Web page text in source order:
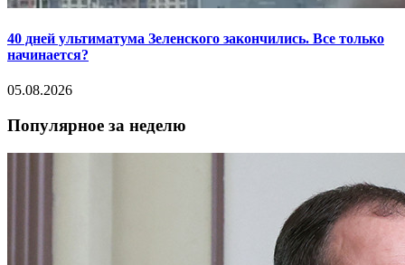
40 дней ультиматума Зеленского закончились. Все только
начинается?
05.08.2026
Популярное за неделю